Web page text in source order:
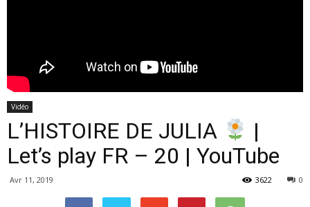
Vidéo
L’HISTOIRE DE JULIA
|
Let’s play FR – 20 | YouTube
Avr 11, 2019 0
3622